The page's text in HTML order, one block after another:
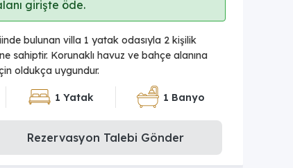
girişte öde.
bulunan villa 1 yatak odasıyla 2 kişilik
sahiptir. Korunaklı havuz ve bahçe alanına
oldukça uygundur.
1 Yatak 1 Banyo
Rezervasyon Talebi Gönder